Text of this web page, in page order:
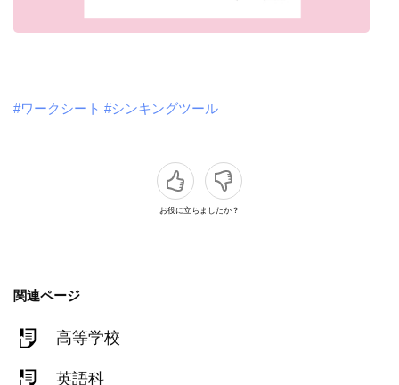
#ワークシート #シンキングツール
お役に立ちましたか？
関連ページ
高等学校
英語科